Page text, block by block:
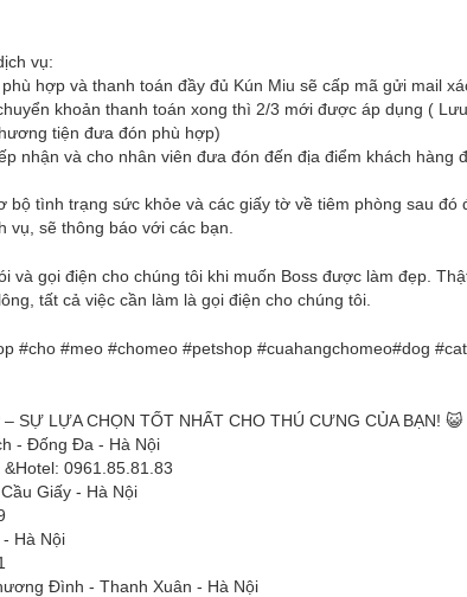
vụ:
hợp và thanh toán đầy đủ Kún Miu sẽ cấp mã gửi mail
khoản thanh toán xong thì 2/3 mới được áp dụng (
tiện đưa đón phù hợp)
nhận và cho nhân viên đưa đón đến địa điểm khách hàng
bộ tình trạng sức khỏe và các giấy tờ về tiêm phòng sau đó
vụ, sẽ thông báo với các bạn.
và gọi điện cho chúng tôi khi muốn Boss được làm đẹp.
tất cả việc cần làm là gọi điện cho chúng tôi.
#cho #meo #chomeo #petshop #cuahangchomeo#dog #cat
SỰ LỰA CHỌN TỐT NHẤT CHO THÚ CƯNG CỦA BẠN! 😺
- Đống Đa - Hà Nội
0961.85.81.83
Giấy - Hà Nội
Hà Nội
Đình - Thanh Xuân - Hà Nội